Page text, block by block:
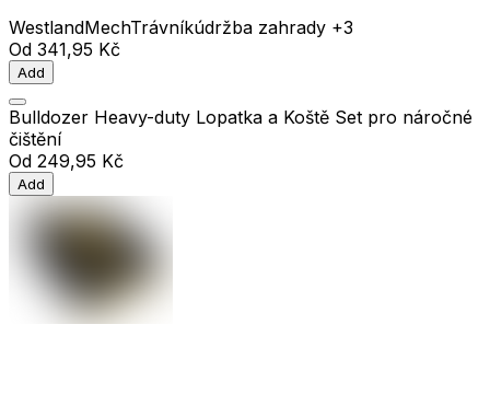
WestlandMechTrávníkúdržba zahrady +3
Od 341,95 Kč
Add
Bulldozer Heavy-duty Lopatka a Koště Set pro náročné
čištění
Od 249,95 Kč
Add